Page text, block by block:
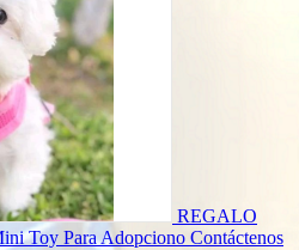
REGALO
Toy Para Adopciono Contáctenos